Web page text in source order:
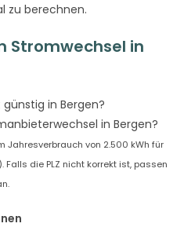
zu berechnen.
Stromwechsel in
in Bergen?
in Bergen?
Jahresverbrauch von 2.500 kWh für
Falls die PLZ nicht korrekt ist, passen